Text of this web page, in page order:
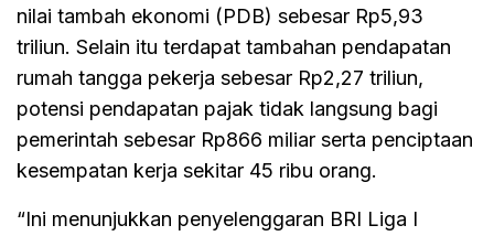
nilai tambah ekonomi (PDB) sebesar Rp5,93
triliun. Selain itu terdapat tambahan pendapatan
rumah tangga pekerja sebesar Rp2,27 triliun,
potensi pendapatan pajak tidak langsung bagi
pemerintah sebesar Rp866 miliar serta penciptaan
kesempatan kerja sekitar 45 ribu orang.
“Ini menunjukkan penyelenggaran BRI Liga I